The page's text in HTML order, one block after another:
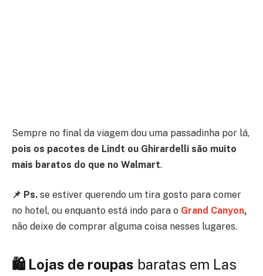
Sempre no final da viagem dou uma passadinha por lá,
pois os pacotes de Lindt ou Ghirardelli são muito
mais baratos do que no Walmart.
📌 Ps. se estiver querendo um tira gosto para comer
no hotel, ou enquanto está indo para o Grand Canyon,
não deixe de comprar alguma coisa nesses lugares.
🛍 Lojas de roupas baratas em Las